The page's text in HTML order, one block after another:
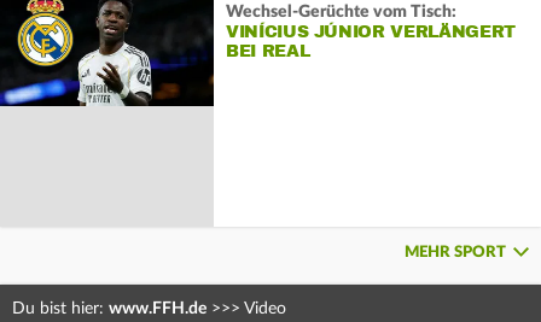
Wechsel-Gerüchte vom Tisch:
VINÍCIUS JÚNIOR VERLÄNGERT
BEI REAL
MEHR SPORT
Du bist hier: www.FFH.de >>> Video